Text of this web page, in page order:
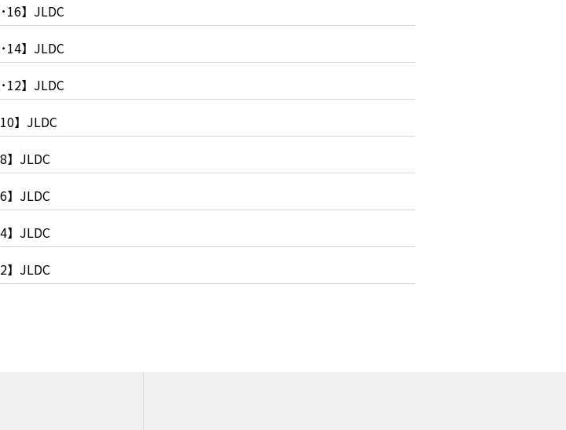
16】JLDC
14】JLDC
12】JLDC
】JLDC
】JLDC
】JLDC
】JLDC
】JLDC